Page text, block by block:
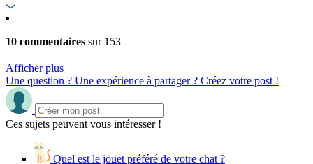
10 commentaires sur 153
Afficher plus
Une question ? Une expérience à partager ? Créez votre post !
Ces sujets peuvent vous intéresser !
Quel est le jouet préféré de votre chat ?